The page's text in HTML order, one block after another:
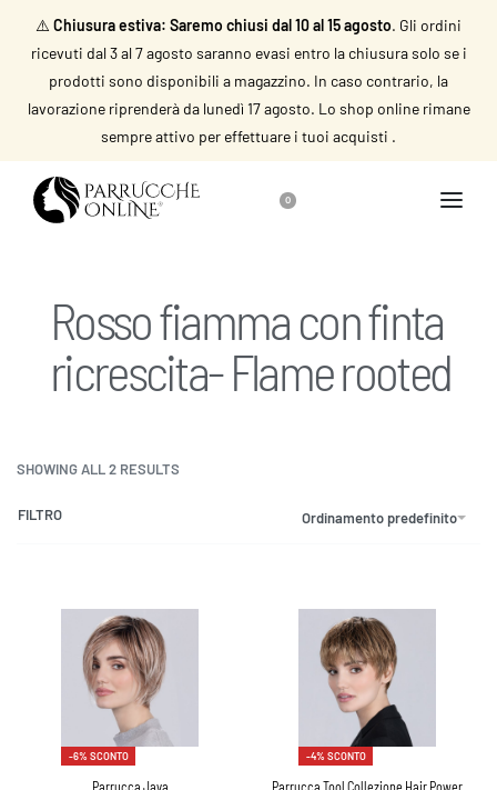
⚠️ Chiusura estiva: Saremo chiusi dal 10 al 15 agosto. Gli ordini
ricevuti dal 3 al 7 agosto saranno evasi entro la chiusura solo se i
prodotti sono disponibili a magazzino. In caso contrario, la
lavorazione riprenderà da lunedì 17 agosto. Lo shop online rimane
sempre attivo per effettuare i tuoi acquisti .
0
Rosso fiamma con finta
ricrescita- Flame rooted
SHOWING ALL 2 RESULTS
Ordinamento predefinito
FILTRO
-6% SCONTO -4% SCONTO